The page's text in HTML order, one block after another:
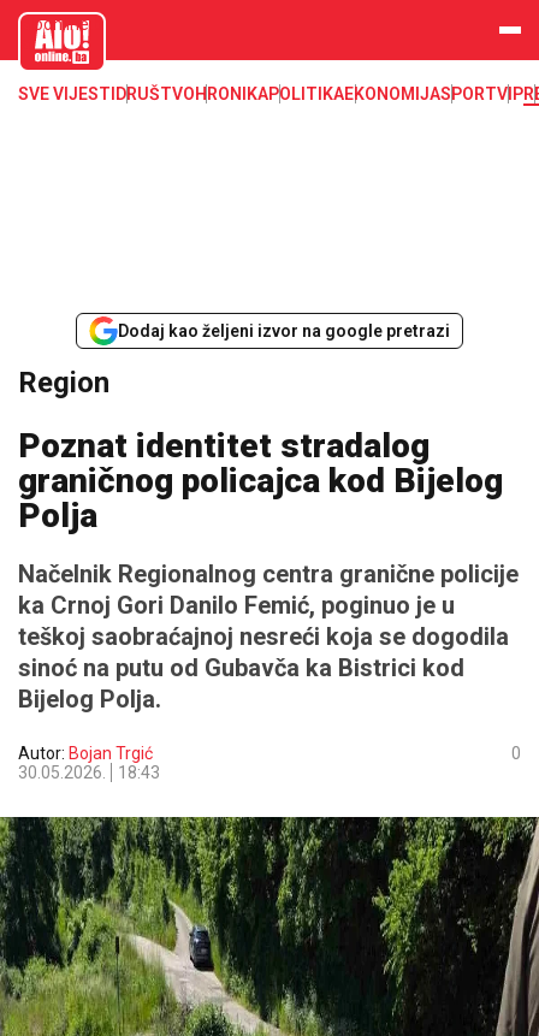
aloonline.b
SVE VIJESTI DRUŠTVOHRONIKAPOLITIKAEKONOMIJASPORTVIP
Dodaj kao željeni izvor na google pretrazi
Region
Poznat identitet stradalog
graničnog policajca kod Bijelog
Polja
Načelnik Regionalnog centra granične policije
ka Crnoj Gori Danilo Femić, poginuo je u
teškoj saobraćajnoj nesreći koja se dogodila
sinoć na putu od Gubavča ka Bistrici kod
Bijelog Polja.
Autor: Bojan Trgić
30.05.2026.
18:43
0